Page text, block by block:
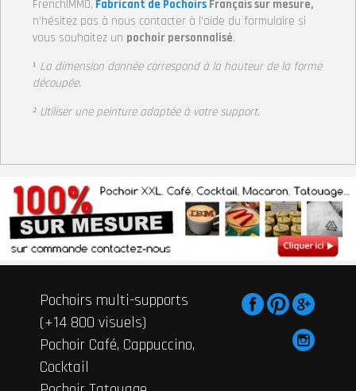
FrenchIMMO, Fabricant de Pochoirs Français sur mesure,
n’hésitez pas à nous contacter à l’aide du formulaire si
vous souhaitez un pochoir personnalisé.
¹ La dimension donnée correspond à la hauteur de la forme
découpée.
² Utiliser une peinture adaptée à votre support.
Pochoirs multi-supports
(+14 800 visuels)
Pochoir Café, Cappuccino,
Cocktail